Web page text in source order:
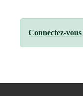
Connectez-vous